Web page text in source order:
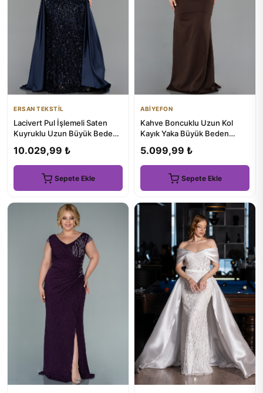
ERSAN TEKSTİL
Lacivert Pul İşlemeli Saten
Kuyruklu Uzun Büyük Beden
10.029,99 ₺
Sepete Ekle
ABİYEFON
Kahve Boncuklu Uzun Kol
Kayık Yaka Büyük Beden
5.099,99 ₺
Sepete Ekle